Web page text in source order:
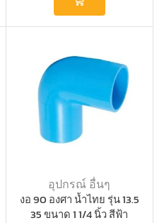
อุปกรณ์ อื่นๆ
งอ 90 องศา น้ำไทย รุ่น 13.5
35 ขนาด 1 1/4 นิ้ว สีฟ้า